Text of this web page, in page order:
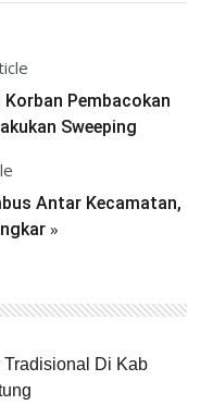
Korban Pembacokan
Sweeping
Antar Kecamatan,
»
Di Kab